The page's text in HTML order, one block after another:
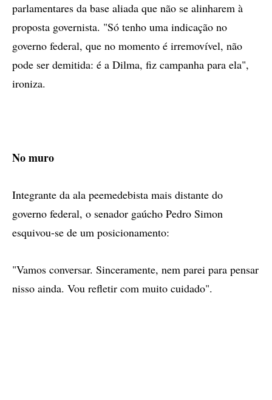
parlamentares da base aliada que não se alinharem à
proposta governista. "Só tenho uma indicação no
governo federal, que no momento é irremovível, não
pode ser demitida: é a Dilma, fiz campanha para ela",
ironiza.
No muro
Integrante da ala peemedebista mais distante do
governo federal, o senador gaúcho Pedro Simon
esquivou-se de um posicionamento:
"Vamos conversar. Sinceramente, nem parei para pensar
nisso ainda. Vou refletir com muito cuidado".